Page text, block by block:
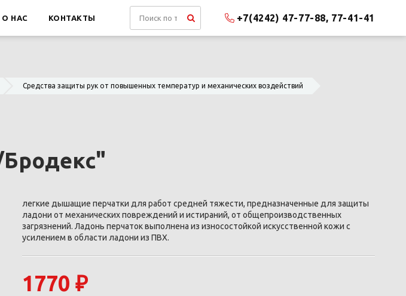
О НАС КОНТАКТЫ +7(4242) 47-77-88, 77-41-41
Средства защиты рук от повышенных температур и механических воздействий
легкие дышащие перчатки для работ средней тяжести, предназначенные для защиты
ладони от механических повреждений и истираний, от общепроизводственных
загрязнений. Ладонь перчаток выполнена из износостойкой искусственной кожи c
усилением в области ладони из ПВХ.
1770 ₽